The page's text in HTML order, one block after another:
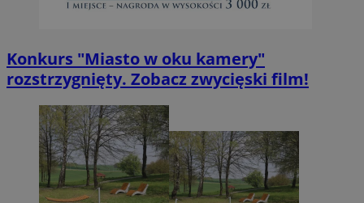
Konkurs "Miasto w oku kamery"
rozstrzygnięty. Zobacz zwycięski film!